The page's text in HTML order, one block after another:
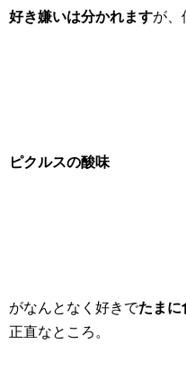
好き嫌いは分かれますが、
ピクルスの酸味
がなんとなく好きでたまに
正直なところ。